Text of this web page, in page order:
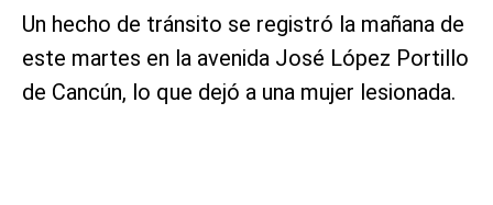
Un hecho de tránsito se registró la mañana de
este martes en la avenida José López Portillo
de Cancún, lo que dejó a una mujer lesionada.